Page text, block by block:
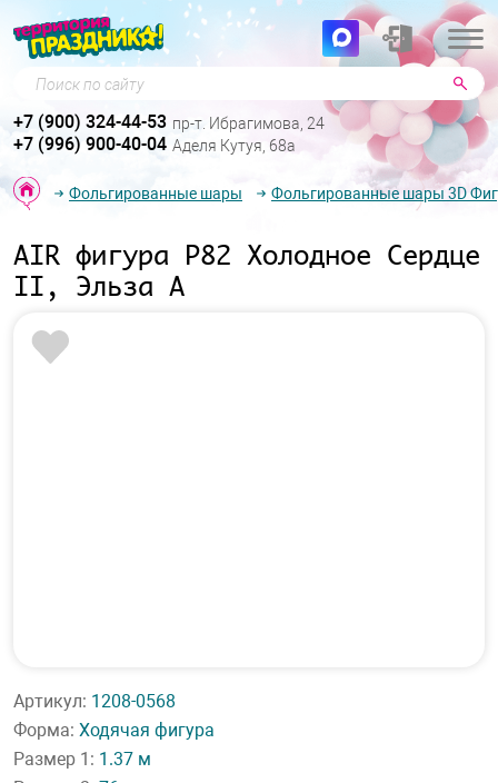
Поиск по сайту
+7 (900) 324-44-53 пр-т. Ибрагимова, 24
+7 (996) 900-40-04 Аделя Кутуя, 68а
Фольгированные шары Фольгированные шары 3D
AIR фигура P82 Холодное Сердце
II, Эльза А
Артикул: 1208-0568
Форма: Ходячая фигура
Размер 1: 1.37 м